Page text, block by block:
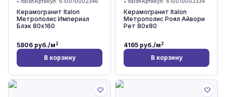
Керамогранит Italon
Метрополис Империал
Блэк 80x160
5806 руб./м2
В корзину
Керамогранит Italon
Метрополис Роял Айвори
Рет 80x80
4165 руб./м2
В корзину